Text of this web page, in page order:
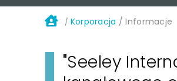
/ Korporacja /Informacje
"Seeley